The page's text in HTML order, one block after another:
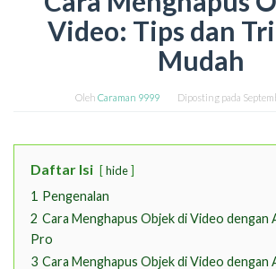
Video: Tips dan
Mudah
Oleh Caraman 9999 Diposting pada
Daftar Isi hide
1 Pengenalan
2 Cara Menghapus Objek di Video dengan
Pro
3 Cara Menghapus Objek di Video